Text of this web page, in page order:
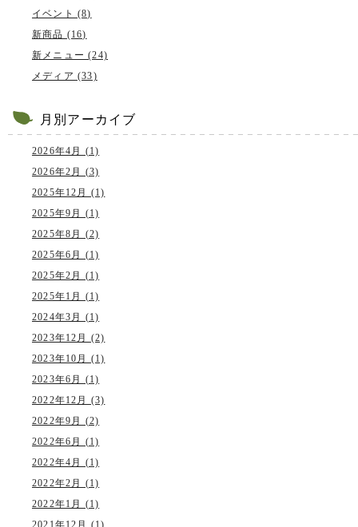
イベント (8)
新商品 (16)
新メニュー (24)
メディア (33)
月別アーカイブ
2026年4月 (1)
2026年2月 (3)
2025年12月 (1)
2025年9月 (1)
2025年8月 (2)
2025年6月 (1)
2025年2月 (1)
2025年1月 (1)
2024年3月 (1)
2023年12月 (2)
2023年10月 (1)
2023年6月 (1)
2022年12月 (3)
2022年9月 (2)
2022年6月 (1)
2022年4月 (1)
2022年2月 (1)
2022年1月 (1)
2021年12月 (1)